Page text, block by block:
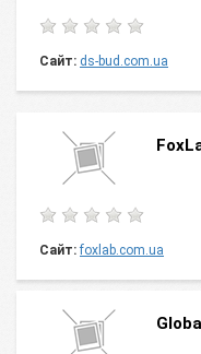
Сайт: ds-bud.com.ua
Сайт: foxlab.com.ua